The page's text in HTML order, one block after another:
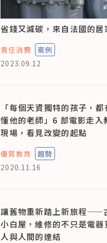
省錢又減碳，來自法國的居
責任消費
案例
2023.09.12
「每個天資獨特的孩子，都
懂他的老師」6 部電影走入
現場，看見改變的起點
優質教育
趨勢
2020.11.16
讓舊物重新踏上新旅程——
小白屋，維修的不只是電器
人與人間的連結